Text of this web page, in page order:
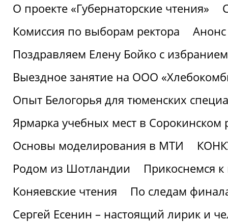
О проекте «Губернаторские чтения»
Комиссия по выборам ректора
Поздравляем Елену Бойко с
Выездное занятие на ООО
Опыт Белогорья для тюменских
Ярмарка учебных мест в Сорокинском
Основы моделирования в МТИ
Родом из Шотландии
Прикоснемся
Коняевские чтения
По следам
Сергей Есенин – настоящий лирик и